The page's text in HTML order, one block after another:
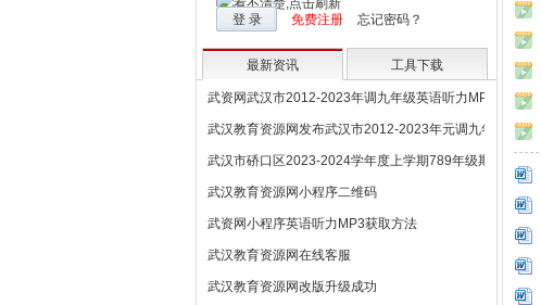
登 录 免费注册 忘记密码？
最新资讯 工具下载
武资网武汉市2012-2023年调九年级英语听力MP3合集
武汉教育资源网发布武汉市2012-2023年元调九年级英语
武汉市硚口区2023-2024学年度上学期789年级期末考试安
武汉教育资源网小程序二维码
武资网小程序英语听力MP3获取方法
武汉教育资源网在线客服
武汉教育资源网改版升级成功